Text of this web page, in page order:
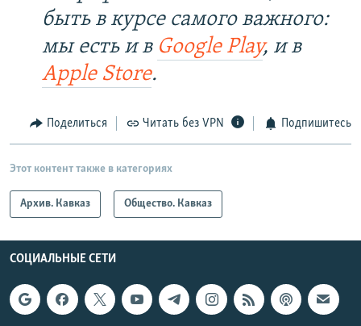
быть в курсе самого важного:
мы есть и в Google Play, и в
Apple Store.
Поделиться Читать без VPN Подпишитесь
Этот контент также в категориях
Архив. Кавказ Общество. Кавказ
СОЦИАЛЬНЫЕ СЕТИ